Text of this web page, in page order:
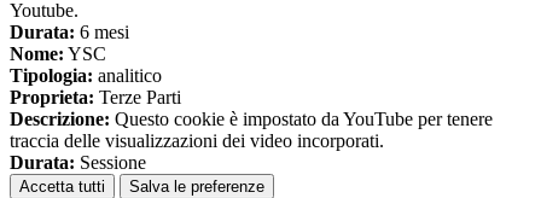
Youtube.
Durata: 6 mesi
Nome: YSC
Tipologia: analitico
Proprieta: Terze Parti
Descrizione: Questo cookie è impostato da YouTube per tenere
traccia delle visualizzazioni dei video incorporati.
Durata: Sessione
Accetta tutti Salva le preferenze